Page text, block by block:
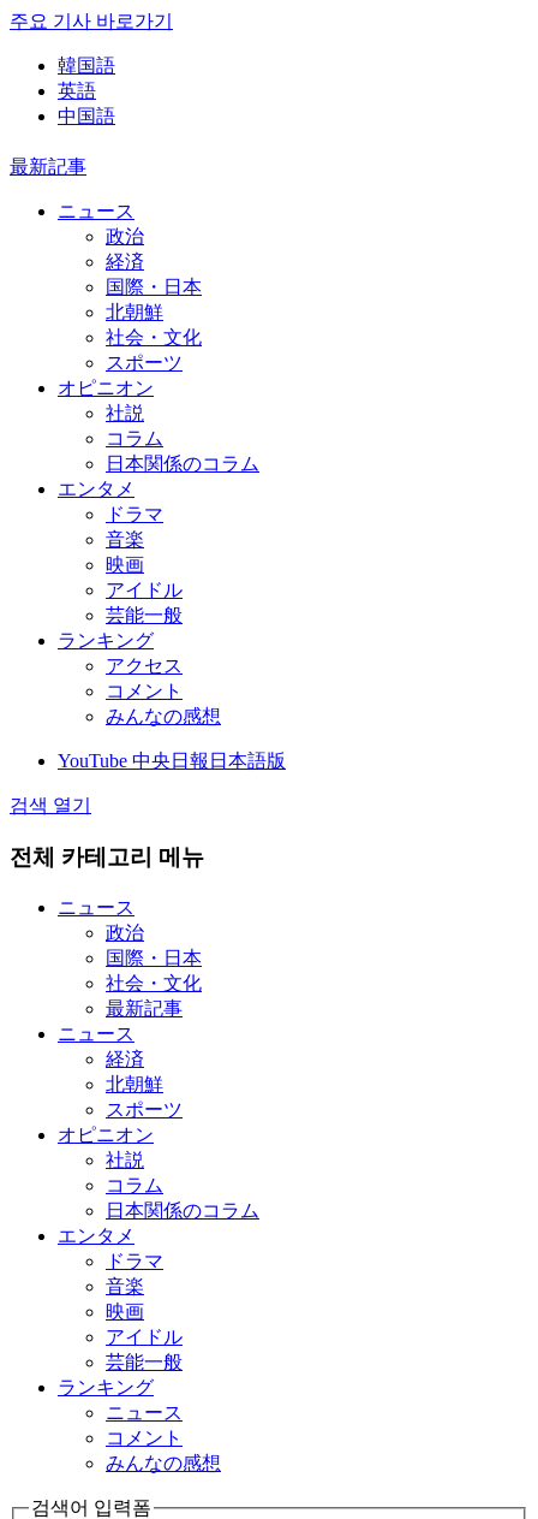
주요 기사 바로가기
韓国語
英語
中国語
最新記事
ニュース
政治
経済
国際・日本
北朝鮮
社会・文化
スポーツ
オピニオン
社説
コラム
日本関係のコラム
エンタメ
ドラマ
音楽
映画
アイドル
芸能一般
ランキング
アクセス
コメント
みんなの感想
YouTube 中央日報日本語版
검색 열기
전체 카테고리 메뉴
ニュース
政治
国際・日本
社会・文化
最新記事
ニュース
経済
北朝鮮
スポーツ
オピニオン
社説
コラム
日本関係のコラム
エンタメ
ドラマ
音楽
映画
アイドル
芸能一般
ランキング
ニュース
コメント
みんなの感想
검색어 입력폼